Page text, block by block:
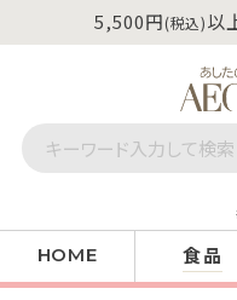
5,500円(税込)以
HOME 食品